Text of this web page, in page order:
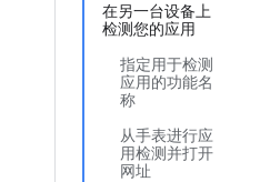
在另一台设备上
检测您的应用
指定用于检测
应用的功能名
称
从手表进行应
用检测并打开
网址